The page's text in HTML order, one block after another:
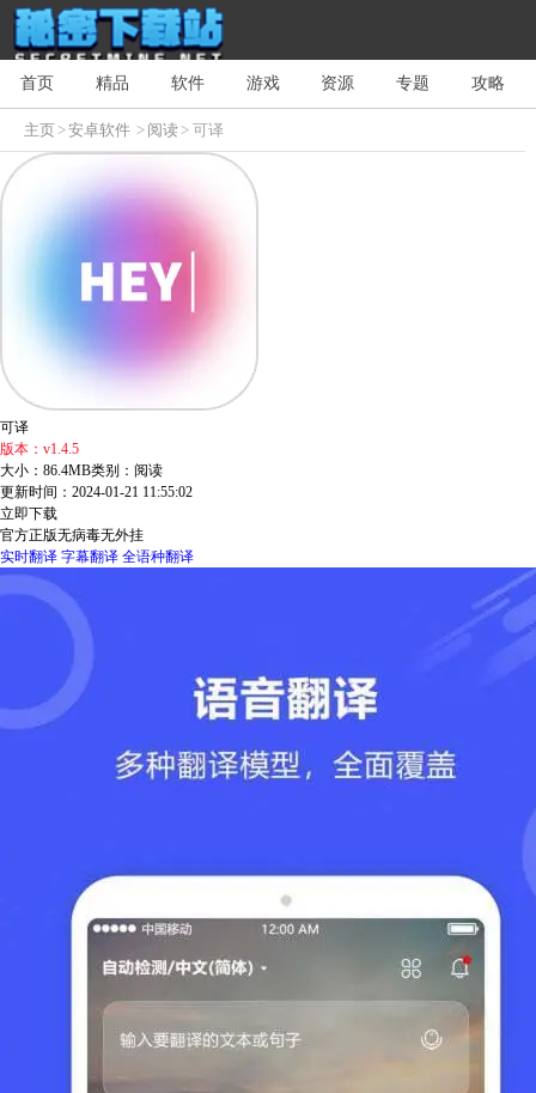
首页 精品 软件 游戏 资源 专题 攻略
主页>安卓软件 > 阅读> 可译
可译
版本：v1.4.5
大小：86.4MB类别：阅读
更新时间：2024-01-21 11:55:02
立即下载
官方正版无病毒无外挂
实时翻译 字幕翻译 全语种翻译